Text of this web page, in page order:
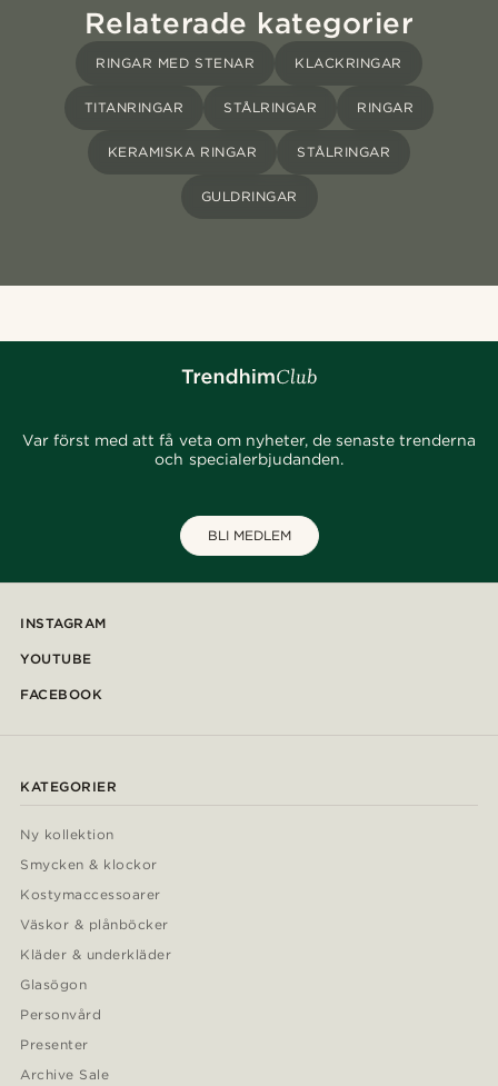
Relaterade kategorier
RINGAR MED STENAR KLACKRINGAR
TITANRINGAR STÅLRINGAR RINGAR
KERAMISKA RINGAR STÅLRINGAR
GULDRINGAR
Var först med att få veta om nyheter, de senaste trenderna
och specialerbjudanden.
BLI MEDLEM
INSTAGRAM
YOUTUBE
FACEBOOK
KATEGORIER
Ny kollektion
Smycken & klockor
Kostymaccessoarer
Väskor & plånböcker
Kläder & underkläder
Glasögon
Personvård
Presenter
Archive Sale